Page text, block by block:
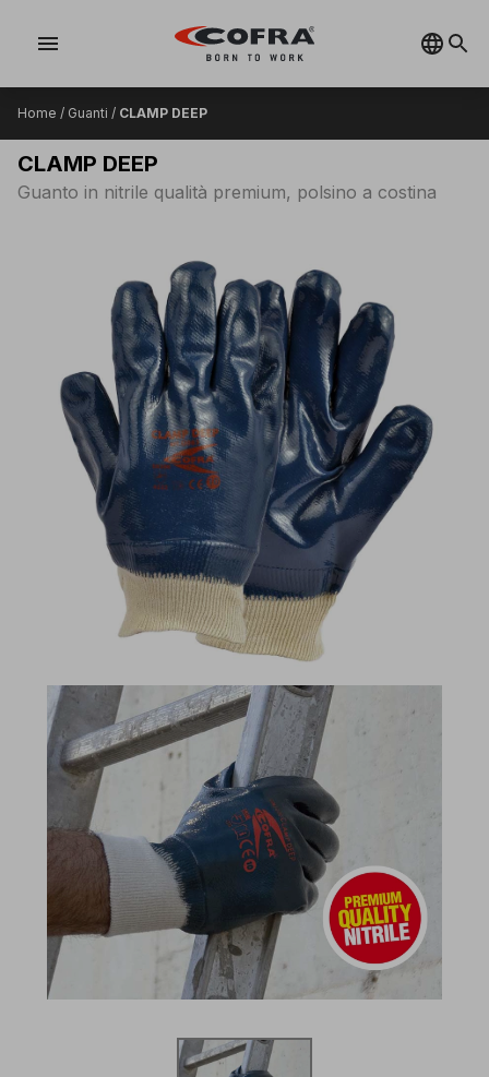
menu
Home / Guanti / CLAMP DEEP
CLAMP DEEP
Guanto in nitrile qualità premium, polsino a costina